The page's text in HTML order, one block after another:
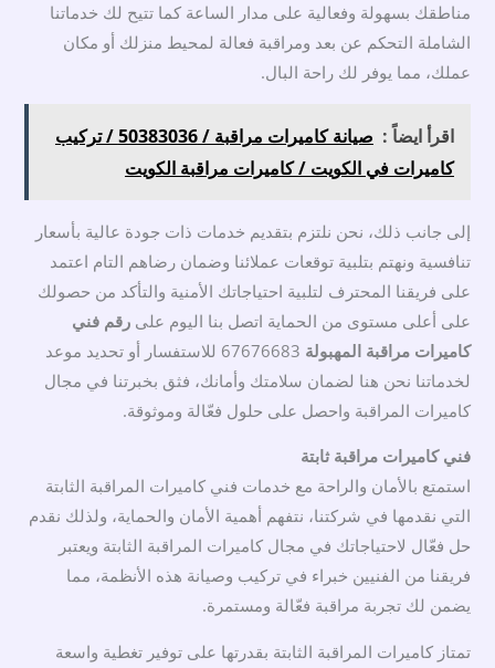
مناطقك بسهولة وفعالية على مدار الساعة كما تتيح لك خدماتنا
الشاملة التحكم عن بعد ومراقبة فعالة لمحيط منزلك أو مكان
عملك، مما يوفر لك راحة البال.
اقرأ ايضاً :
صيانة كاميرات مراقبة / 50383036 / تركيب
كاميرات في الكويت / كاميرات مراقبة الكويت
إلى جانب ذلك، نحن نلتزم بتقديم خدمات ذات جودة عالية بأسعار
تنافسية ونهتم بتلبية توقعات عملائنا وضمان رضاهم التام اعتمد
على فريقنا المحترف لتلبية احتياجاتك الأمنية والتأكد من حصولك
على أعلى مستوى من الحماية اتصل بنا اليوم علىرقم فني
كاميرات مراقبة المهبولة
67676683 للاستفسار أو تحديد موعد
لخدماتنا نحن هنا لضمان سلامتك وأمانك، فثق بخبرتنا في مجال
كاميرات المراقبة واحصل على حلول فعّالة وموثوقة.
فني كاميرات مراقبة ثابتة
استمتع بالأمان والراحة مع خدمات فني كاميرات المراقبة الثابتة
التي نقدمها في شركتنا، نتفهم أهمية الأمان والحماية، ولذلك نقدم
حل فعّال لاحتياجاتك في مجال كاميرات المراقبة الثابتة ويعتبر
فريقنا من الفنيين خبراء في تركيب وصيانة هذه الأنظمة، مما
يضمن لك تجربة مراقبة فعّالة ومستمرة.
تمتاز كاميرات المراقبة الثابتة بقدرتها على توفير تغطية واسعة